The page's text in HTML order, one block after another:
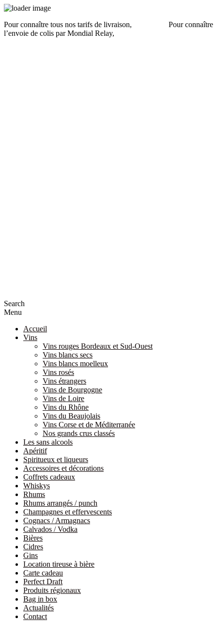
Pour connaître tous nos tarifs de livraison,
Pour connaître
l’envoie de colis par Mondial Relay,
Search
Menu
Accueil
Vins
Vins rouges Bordeaux et Sud-Ouest
Vins blancs secs
Vins blancs moelleux
Vins rosés
Vins étrangers
Vins de Bourgogne
Vins de Loire
Vins du Rhône
Vins du Beaujolais
Vins Corse et de Méditerranée
Nos grands crus classés
Les sans alcools
Apéritif
Spiritueux et liqueurs
Accessoires et décorations
Coffrets cadeaux
Whiskys
Rhums
Rhums arrangés / punch
Champagnes et effervescents
Cognacs / Armagnacs
Calvados / Vodka
Bières
Cidres
Gins
Location tireuse à bière
Carte cadeau
Perfect Draft
Produits régionaux
Bag in box
Actualités
Contact